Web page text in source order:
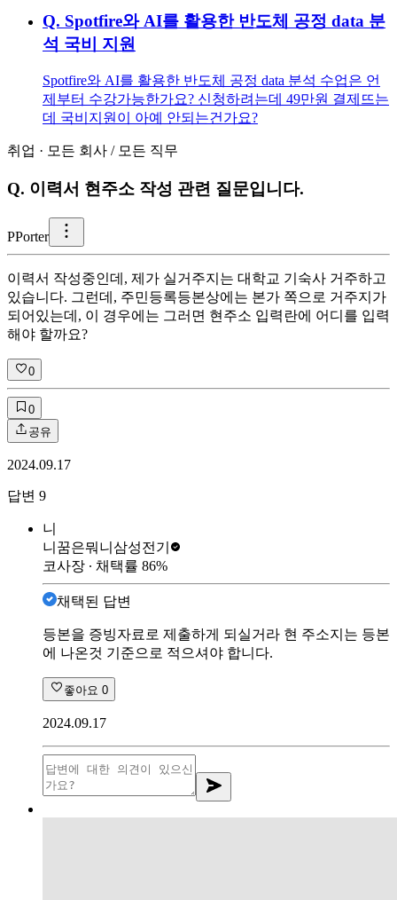
Q. Spotfire와 AI를 활용한 반도체 공정 data 분
석 국비 지원
Spotfire와 AI를 활용한 반도체 공정 data 분석 수업은 언
제부터 수강가능한가요? 신청하려는데 49만원 결제뜨는
데 국비지원이 아예 안되는건가요?
취업 · 모든 회사 / 모든 직무
Q. 이력서 현주소 작성 관련 질문입니다.
PPorter
이력서 작성중인데, 제가 실거주지는 대학교 기숙사 거주하고
있습니다. 그런데, 주민등록등본상에는 본가 쪽으로 거주지가
되어있는데, 이 경우에는 그러면 현주소 입력란에 어디를 입력
해야 할까요?
0
0
공유
2024.09.17
답변 9
니
니꿈은뭐니 삼성전기
코사장 ∙ 채택률 86%
채택된 답변
등본을 증빙자료로 제출하게 되실거라 현 주소지는 등본
에 나온것 기준으로 적으셔야 합니다.
좋아요 0
2024.09.17